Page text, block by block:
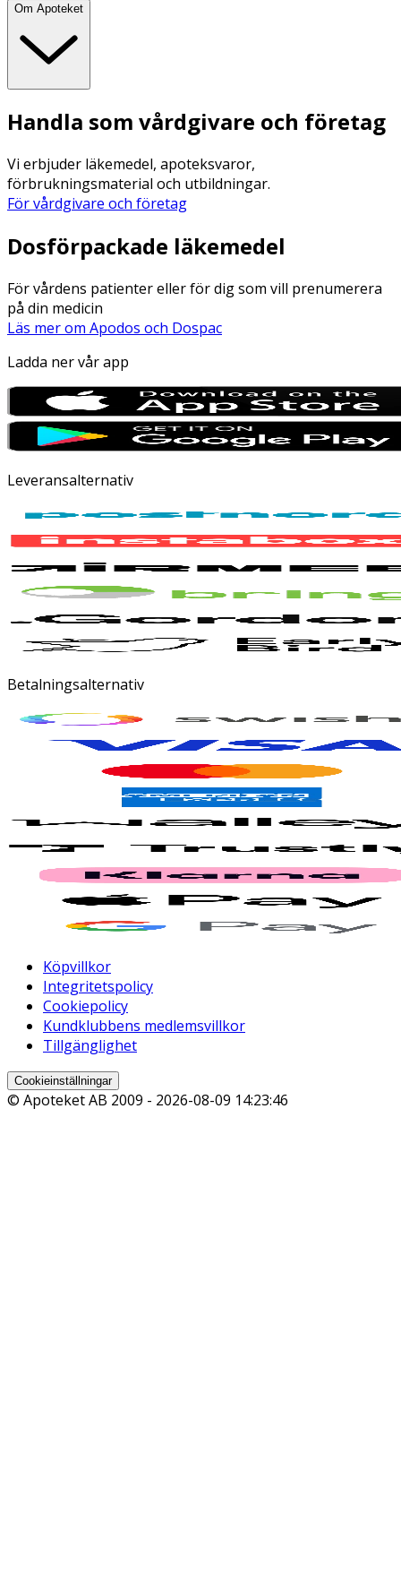
Om Apoteket
Handla som vårdgivare och företag
Vi erbjuder läkemedel, apoteksvaror,
förbrukningsmaterial och utbildningar.
För vårdgivare och företag
Dosförpackade läkemedel
För vårdens patienter eller för dig som vill prenumerera
på din medicin
Läs mer om Apodos och Dospac
Ladda ner vår app
Leveransalternativ
Betalningsalternativ
Köpvillkor
Integritetspolicy
Cookiepolicy
Kundklubbens medlemsvillkor
Tillgänglighet
Cookieinställningar
© Apoteket AB 2009 - 2026-08-09 14:23:46